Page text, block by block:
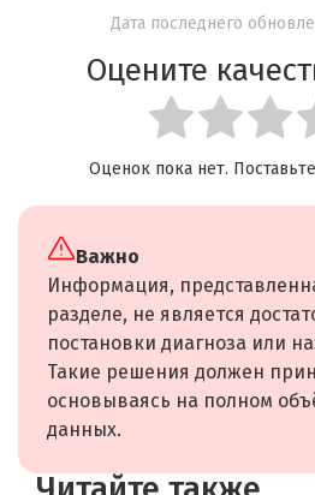
Дата последнего
Оцените
Оценок пока нет.
Важно
Информация,
разделе, не является
постановки диагноза или
Такие решения должен
основываясь на полном
данных.